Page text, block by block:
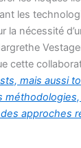
les
la nécessité
cette
mais aussi
approches